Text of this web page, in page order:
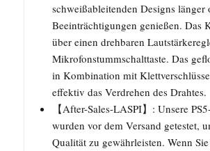
schweißableitenden Designs länger
Beeinträchtigungen genießen. Das
über einen drehbaren
Mikrofonstummschalttaste. Das
in Kombination mit
effektiv das Verdrehen des Drahtes.
【After-Sales-LASPI】: Unsere
wurden vor dem Versand getestet,
Qualität zu gewährleisten. Wenn